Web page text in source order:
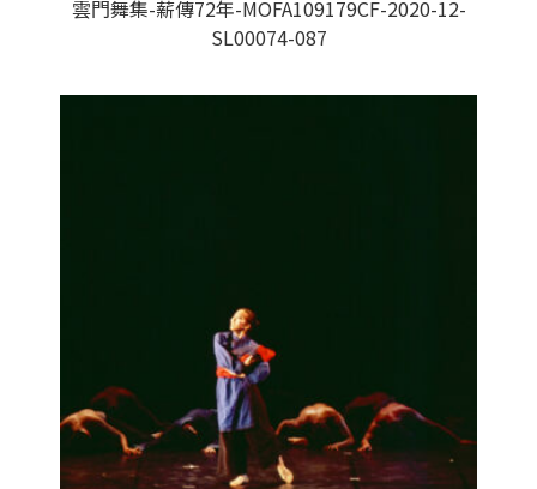
雲門舞集-薪傳72年-MOFA109179CF-2020-12-
SL00074-087